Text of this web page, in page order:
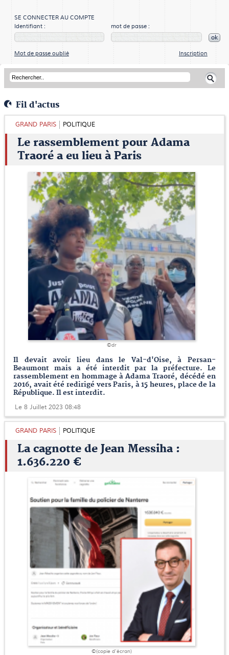
SE CONNECTER AU COMPTE
Identifiant :
mot de passe :
ok
Mot de passe oublié Inscription
Fil d'actus
GRAND PARIS POLITIQUE
Le rassemblement pour Adama
Traoré a eu lieu à Paris
©dr
Il devait avoir lieu dans le Val-d'Oise, à Persan-
Beaumont mais a été interdit par la préfecture. Le
rassemblement en hommage à Adama Traoré, décédé en
2016, avait été redirigé vers Paris, à 15 heures, place de la
République. Il est interdit.
Le 8 Juillet 2023 08:48
GRAND PARIS POLITIQUE
La cagnotte de Jean Messiha :
1.636.220 €
©(copie d'écran)